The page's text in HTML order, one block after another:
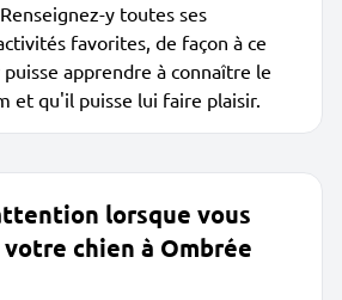
y toutes ses
favorites, de façon à ce
apprendre à connaître le
et qu'il puisse lui faire plaisir.
lorsque vous
chien à Ombrée